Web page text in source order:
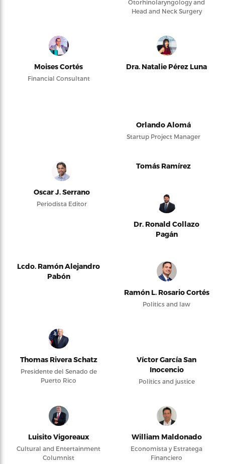
Otorhinolaryngology and
Head and Neck Surgery
Moises Cortés
Financial Consultant
Dra. Natalie Pérez Luna
Orlando Alomá
Startup Project Manager
Oscar J. Serrano
Periodista Editor
Tomás Ramírez
Dr. Ronald Collazo
Pagán
Lcdo. Ramón Alejandro
Pabón
Ramón L. Rosario Cortés
Politics and law
Thomas Rivera Schatz
Presidente del Senado de
Puerto Rico
Víctor García San
Inocencio
Politics and justice
Luisito Vigoreaux
Cultural and Entertainment
Columnist
William Maldonado
Economista y Estratega
Financiero